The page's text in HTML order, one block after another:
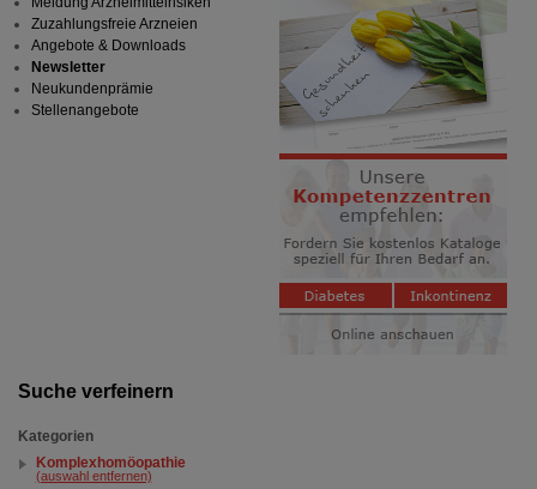
Suche verfeinern
Kategorien
Komplexhomöopathie
(auswahl entfernen)
Zuzahlungsfreie Arzneien
Angebote & Downloads
Newsletter
Neukundenprämie
Stellenangebote